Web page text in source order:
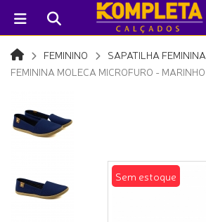
FEMININO SAPATILHA FEMININA
FEMININA MOLECA MICROFURO - MARINHO
Sem estoque